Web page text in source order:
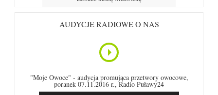
AUDYCJE RADIOWE O NAS
"Moje Owoce" - audycja promująca przetwory owocowe,
poranek 07.11.2016 r., Radio Puławy24